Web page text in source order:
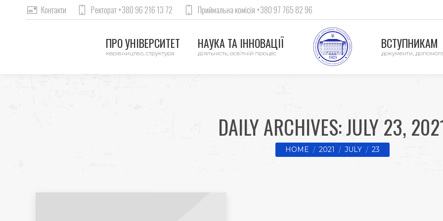
Контакти Ректорат +380 96 216 13 72 Приймальна комісія +380 97 765 82 96
ПРО УНІВЕРСИТЕТ
керівництво, структура
НАУКА ТА ІННОВАЦІЇ
діяльність, освітній процес
ВСТУПНИКАМ
документи, допомога
DAILY ARCHIVES:JULY 23,
You are here:
HOME 2021 JULY 23